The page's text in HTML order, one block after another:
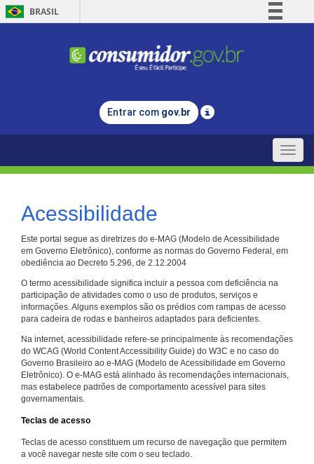
BRASIL
Comunica BR
Legislação
Entrar com gov.br
Toggle
Acessibilidade
Este portal segue as diretrizes do e-MAG (Modelo de Acessibilidade
em Governo Eletrônico), conforme as normas do Governo Federal, em
obediência ao Decreto 5.296, de 2.12.2004
O termo acessibilidade significa incluir a pessoa com deficiência na
participação de atividades como o uso de produtos, serviços e
informações. Alguns exemplos são os prédios com rampas de acesso
para cadeira de rodas e banheiros adaptados para deficientes.
Na internet, acessibilidade refere-se principalmente às recomendações
do WCAG (World Content Accessibility Guide) do W3C e no caso do
Governo Brasileiro ao e-MAG (Modelo de Acessibilidade em Governo
Eletrônico). O e-MAG está alinhado às recomendações internacionais,
mas estabelece padrões de comportamento acessível para sites
governamentais.
Teclas de acesso
Teclas de acesso constituem um recurso de navegação que permitem
a você navegar neste site com o seu teclado.